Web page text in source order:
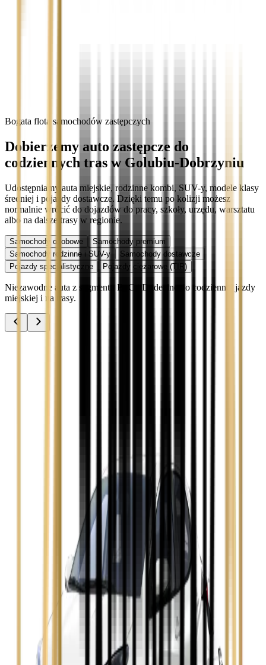
Bogata flota samochodów zastępczych
Dobierzemy auto zastępcze do
codziennych tras w Golubiu-Dobrzyniu
Udostępniamy auta miejskie, rodzinne kombi, SUV-y, modele klasy
średniej i pojazdy dostawcze. Dzięki temu po kolizji możesz
normalnie wrócić do dojazdów do pracy, szkoły, urzędu, warsztatu
albo na dalsze trasy w regionie.
Samochody osobowe
Samochody premium
Samochody rodzinne i SUV-y
Samochody dostawcze
Pojazdy specjalistyczne
Pojazdy ciężarowe (TIR)
Niezawodne auta z segmentu B, C i D idealne do codziennej jazdy
miejskiej i na trasy.
Opel Insignia